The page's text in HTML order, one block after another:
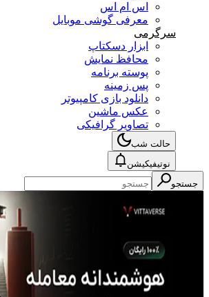
اس ام اس
معرفی گوشی موبایل
سرگرمی
ابزار دسکتاپ
محافظ نمایش
پوسته برنامه
پس زمینه
دانلود بازی کامپیوتر
عکس ماشین
تصاویر گرافیکی
حالت شب
نوتیفیکیشن
جستجو